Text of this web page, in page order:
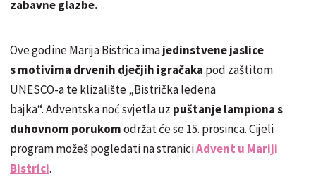
zabavne glazbe.
Ove godine Marija Bistrica imajedinstvene jaslice
s motivima drvenih dječjih igračaka pod zaštitom
UNESCO-a te klizalište „Bistrička ledena
bajka“. Adventska noć svjetla uz puštanje lampiona s
duhovnom porukomodržat će se 15. prosinca. Cijeli
program možeš pogledati na straniciAdvent u Mariji
Bistrici.